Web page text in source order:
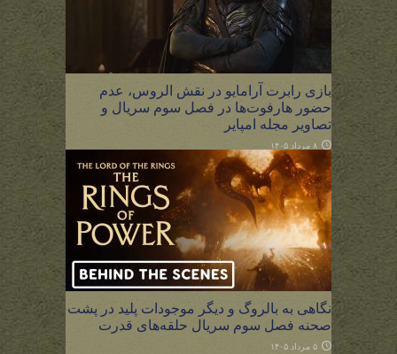
بازی رابرت آرامایو در نقش الروس، عدم
حضور هارفوت‌ها در فصل سوم سریال و
تصاویر مجله امپایر
۸ مرداد ۱۴۰۵
نگاهی به بالروگ و دیگر موجودات پلید در پشت
صحنه فصل سوم سریال حلقه‌های قدرت
۵ مرداد ۱۴۰۵